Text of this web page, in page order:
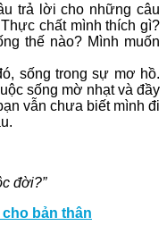
trả lời cho những câu
chất mình thích gì?
thế nào? Mình muốn
sống trong sự mơ hồ.
sống mờ nhạt và đầy
vẫn chưa biết mình đi
đời?”
bản thân